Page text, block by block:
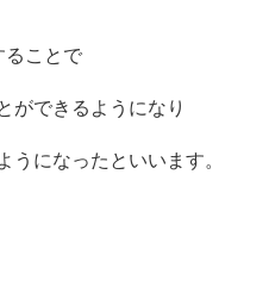
ることで
ができるようになり
うになったといいます。